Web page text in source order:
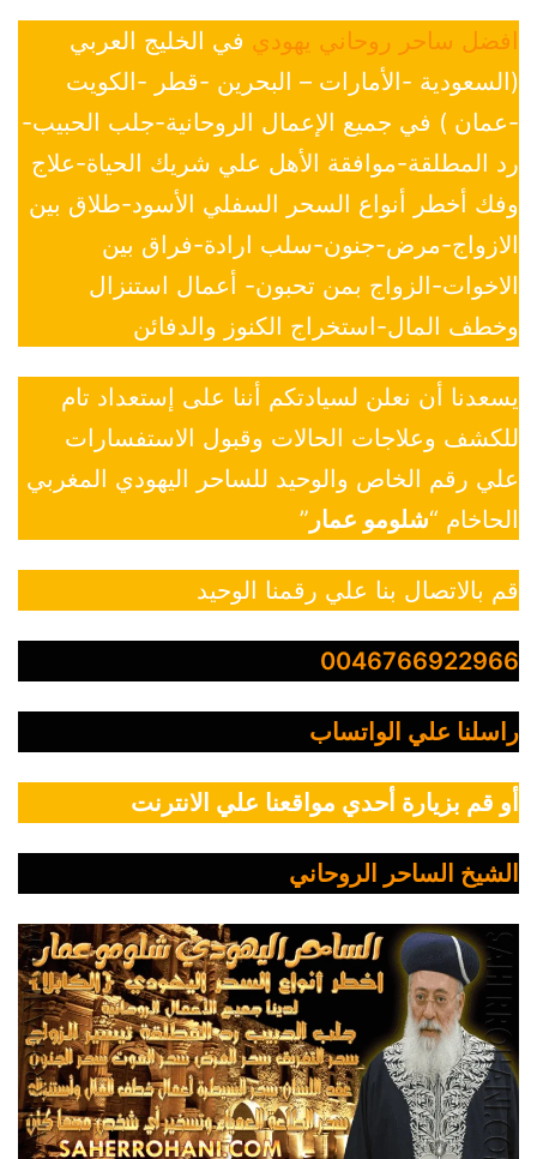
افضل ساحر روحاني يهودي في الخليج العربي
(السعودية -الأمارات – البحرين -قطر -الكويت
-عمان ) في جميع الإعمال الروحانية-جلب الحبيب-
رد المطلقة-موافقة الأهل علي شريك الحياة-علاج
وفك أخطر أنواع السحر السفلي الأسود-طلاق بين
الازواج-مرض-جنون-سلب ارادة-فراق بين
الاخوات-الزواج بمن تحبون- أعمال استنزال
وخطف المال-استخراج الكنوز والدفائن
يسعدنا أن نعلن لسيادتكم أننا على إستعداد تام
للكشف وعلاجات الحالات وقبول الاستفسارات
علي رقم الخاص والوحيد للساحر اليهودي المغربي
الحاخام “شلومو عمار ”
قم بالاتصال بنا علي رقمنا الوحيد
0046766922966
راسلنا علي الواتساب
أو قم بزيارة أحدي مواقعنا علي الانترنت
الشيخ الساحر الروحاني